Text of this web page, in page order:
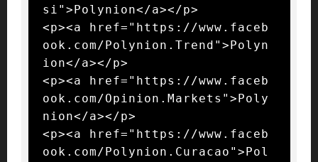
si">Polynion</a></p>
<p><a href="https://www.faceb
ook.com/Polynion.Trend">Polyn
ion</a></p>
<p><a href="https://www.faceb
ook.com/Opinion.Markets">Poly
nion</a></p>
<p><a href="https://www.faceb
ook.com/Polynion.Curacao">Pol